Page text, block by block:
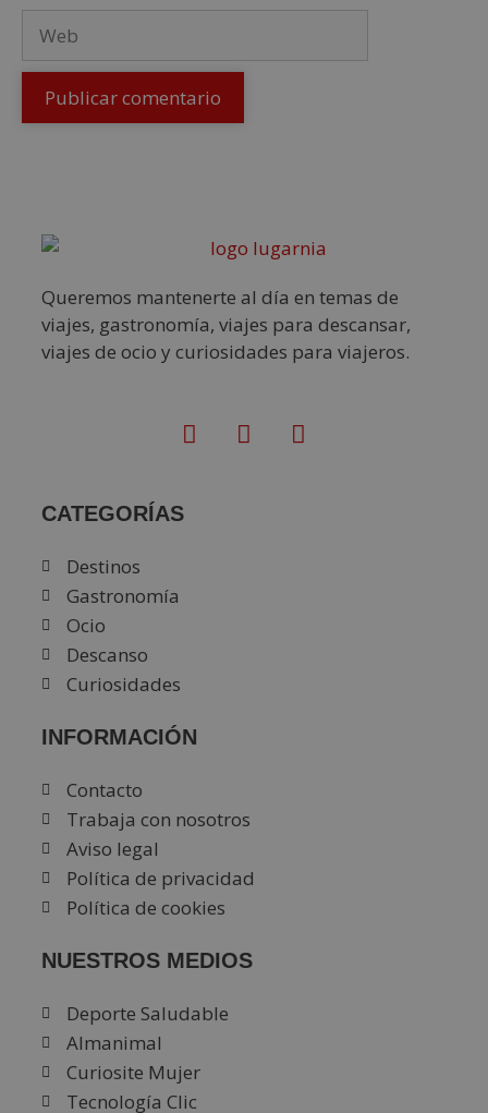
Queremos mantenerte al día en temas de
viajes, gastronomía, viajes para descansar,
viajes de ocio y curiosidades para viajeros.
CATEGORÍAS
Destinos
Gastronomía
Ocio
Descanso
Curiosidades
INFORMACIÓN
Contacto
Trabaja con nosotros
Aviso legal
Política de privacidad
Política de cookies
NUESTROS MEDIOS
Deporte Saludable
Almanimal
Curiosite Mujer
Tecnología Clic